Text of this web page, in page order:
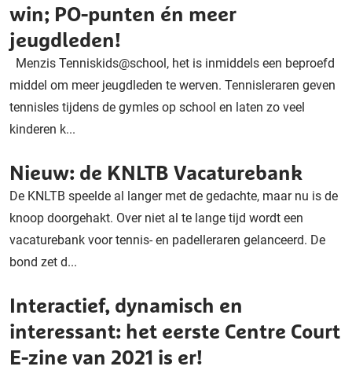
win; PO-punten én meer
jeugdleden!
Menzis Tenniskids@school, het is inmiddels een beproefd
middel om meer jeugdleden te werven. Tennisleraren geven
tennisles tijdens de gymles op school en laten zo veel
kinderen k...
Nieuw: de KNLTB Vacaturebank
De KNLTB speelde al langer met de gedachte, maar nu is de
knoop doorgehakt. Over niet al te lange tijd wordt een
vacaturebank voor tennis- en padelleraren gelanceerd. De
bond zet d...
Interactief, dynamisch en
interessant: het eerste Centre Court
E-zine van 2021 is er!